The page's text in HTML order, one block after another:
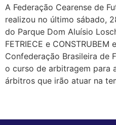
A Federação Cearense de
realizou no último sábado,
do Parque Dom Aluísio
FETRIECE e CONSTRUBEM
Confederação Brasileira de
o curso de arbitragem para
árbitros que irão atuar na